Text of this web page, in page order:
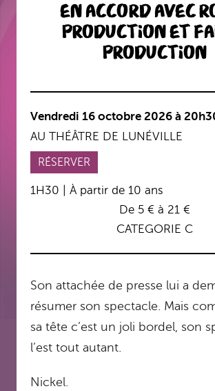
En accord avec
Production et
Production
Vendredi 16 octobre 2026 à
AU THÉÂTRE DE LUNÉVILLE
RÉSERVER
1H30 | À partir de 10 ans
De 5 € à 21 €
CATEGORIE C
Son attachée de presse lui a
résumer son spectacle. Mais
sa tête c’est un joli bordel, son
l’est tout autant.
Nickel.